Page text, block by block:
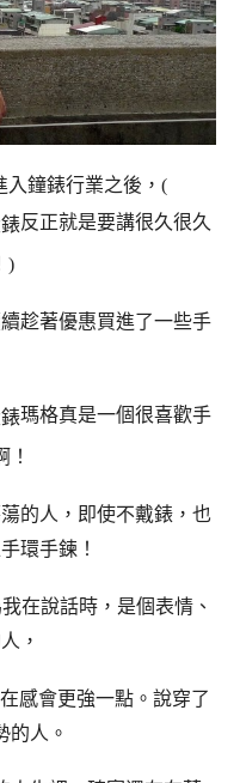
入鐘錶行業之後，(
反正就是要講很久很久
)
趁著優惠買進了一些手
瑪格真是一個很喜歡手
！
的人，即使不戴錶，也
環手鍊！
在說話時，是個表情、
，
感會更強一點。說穿了
的人。